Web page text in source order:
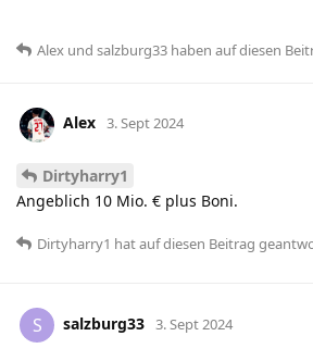
Alex und salzburg33 haben auf diesen
Alex 3. Sept 2024
Dirtyharry1
Angeblich 10 Mio. € plus Boni.
Dirtyharry1 hatauf diesen Beitrag
S salzburg33 3. Sept 2024